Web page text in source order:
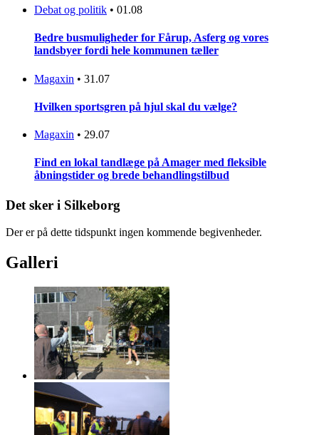
Debat og politik • 01.08
Bedre busmuligheder for Fårup, Asferg og vores
landsbyer fordi hele kommunen tæller
Magaxin • 31.07
Hvilken sportsgren på hjul skal du vælge?
Magaxin • 29.07
Find en lokal tandlæge på Amager med fleksible
åbningstider og brede behandlingstilbud
Det sker i Silkeborg
Der er på dette tidspunkt ingen kommende begivenheder.
Galleri